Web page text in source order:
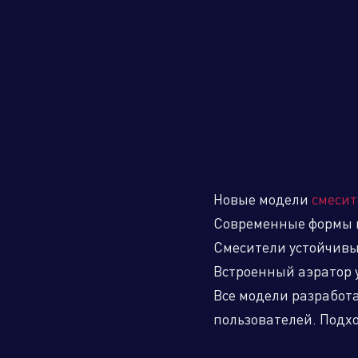
Алюминиевые, биметаллические и
стальные панельные радиаторы
Оборудование для отопления и
Новые модели
Современные формы
Смесители
Встроенный
Все модели
пользователей.